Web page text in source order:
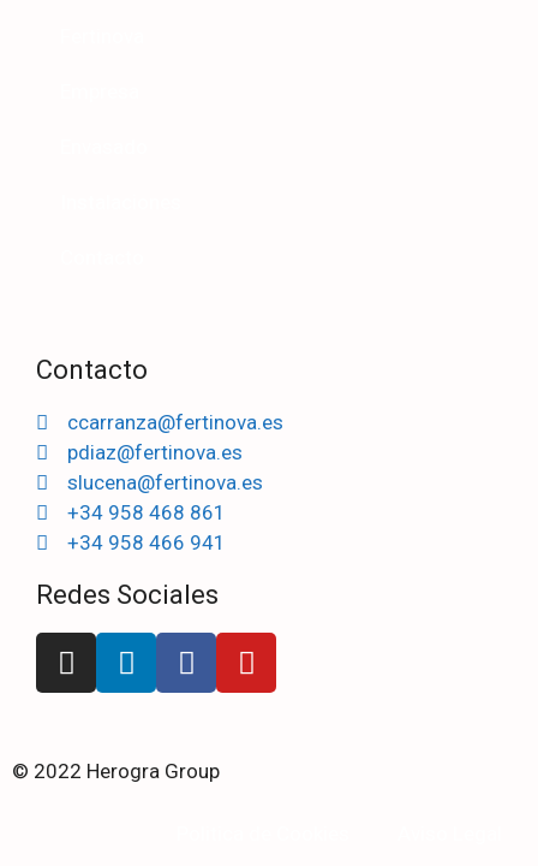
Contacto
ccarranza@fertinova.es
pdiaz@fertinova.es
slucena@fertinova.es
+34 958 468 861
+34 958 466 941
Redes Sociales
© 2022 Herogra Group